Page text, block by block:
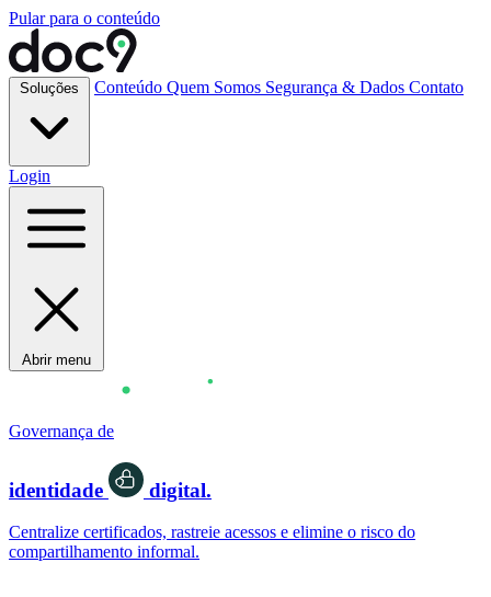
Pular para o conteúdo
Soluções Conteúdo Quem Somos Segurança & Dados Contato
Login
Abrir menu
Governança de
identidade digital.
Centralize certificados, rastreie acessos e elimine o risco do
compartilhamento informal.